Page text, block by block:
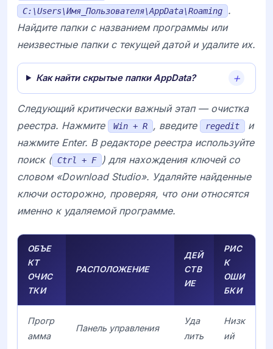
C:\Users\Имя_Пользователя\AppData\Roaming
.
Найдите папки с названием программы или
неизвестные папки с текущей датой и удалите их.
Как найти скрытые папки AppData?
Следующий критически важный этап — очистка
реестра. Нажмите
Win + R , введите regedit
и
нажмите Enter. В редакторе реестра используйте
поиск ( Ctrl + F
) для нахождения ключей со
словом «Download Studio». Удаляйте найденные
ключи осторожно, проверяя, что они относятся
именно к удаляемой программе.
ОБЪЕ
КТ
ОЧИС
ТКИ
РАСПОЛОЖЕНИЕ
ДЕЙ
СТВ
ИЕ
РИС
К
ОШИ
БКИ
Прогр
амма
Панель управления
Уда
лить
Низк
ий